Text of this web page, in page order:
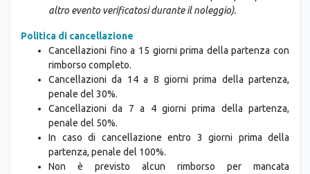
altro evento verificatosi durante il noleggio).
Politica di cancellazione
Cancellazioni fino a 15 giorni prima della partenza con
rimborso completo.
Cancellazioni da 14 a 8 giorni prima della partenza,
penale del 30%.
Cancellazioni da 7 a 4 giorni prima della partenza,
penale del 50%.
In caso di cancellazione entro 3 giorni prima della
partenza, penale del 100%.
Non è previsto alcun rimborso per mancata